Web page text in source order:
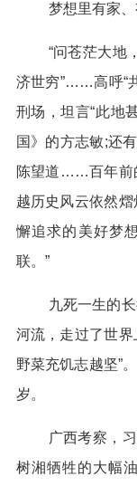
梦想里有家、
“问苍茫大地
济世穷”……高呼“
刑场，坦言“此地
国》的方志敏;还
陈望道……百年前
越历史风云依然
懈追求的美好梦
联。”
九死一生的
河流，走过了世界
野菜充饥志越坚”
岁。
广西考察，
树湘牺牲的大幅